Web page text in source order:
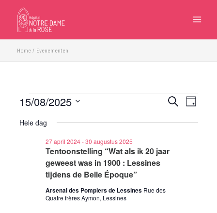
inhoud
Home Evenementen
Evenementen
15
Evenementen
en
Zoeken
navigatie
Dag
15/08/2025
een
Hele dag
Tentoonstelling “Wat als ik 20 jaar
geweest was in 1900 : Lessines
tijdens de Belle Époque”
27 april 2024-30 augustus 2025
Arsenal des Pompiers de Lessines Rue des
Quatre frères Aymon, Lessines